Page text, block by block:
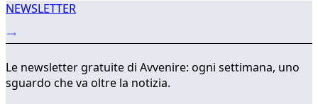
NEWSLETTER
Le newsletter gratuite di Avvenire: ogni settimana, uno
sguardo che va oltre la notizia.